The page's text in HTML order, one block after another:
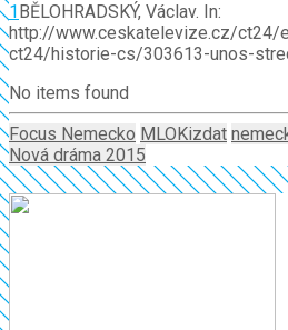
1BĚLOHRADSKÝ, Václav. In:
http://www.ceskatelevize.cz/ct24/
ct24/historie-cs/303613-unos-
No items found
Focus Nemecko MLOKizdat
Nová dráma 2015